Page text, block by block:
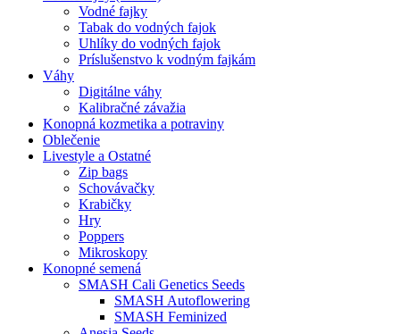
Vodné fajky
Tabak do vodných fajok
Uhlíky do vodných fajok
Príslušenstvo k vodným fajkám
Váhy
Digitálne váhy
Kalibračné závažia
Konopná kozmetika a potraviny
Oblečenie
Livestyle a Ostatné
Zip bags
Schovávačky
Krabičky
Hry
Poppers
Mikroskopy
Konopné semená
SMASH Cali Genetics Seeds
SMASH Autoflowering
SMASH Feminized